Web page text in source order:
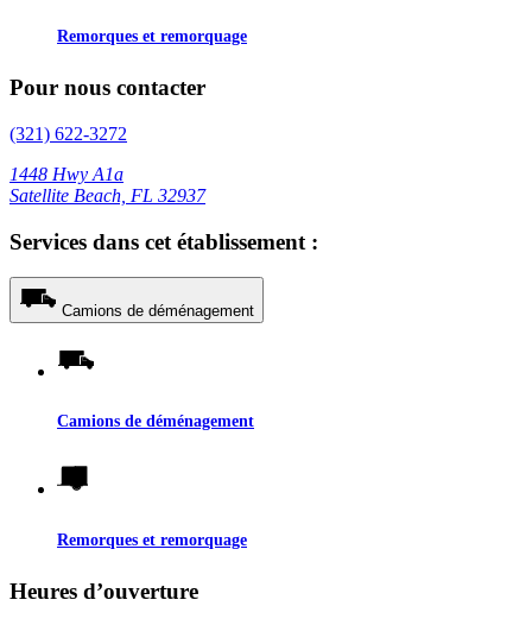
Remorques et remorquage
Pour nous contacter
(321) 622-3272
1448 Hwy A1a
Satellite Beach, FL 32937
Services dans cet établissement :
Camions de déménagement
Camions de déménagement
Remorques et remorquage
Heures d’ouverture